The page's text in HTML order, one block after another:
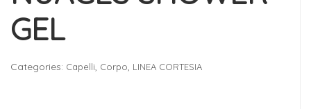
GEL
Categories: Capelli, Corpo, LINEA CORTESIA